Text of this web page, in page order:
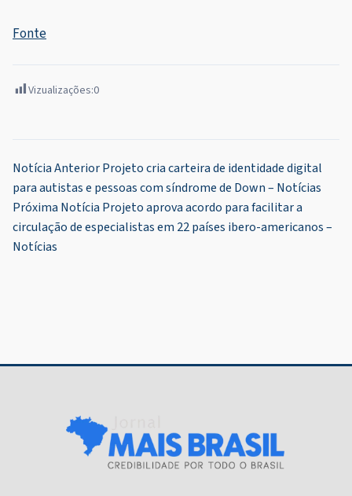
Fonte
Vizualizações:0
Navegação
de
Post
Notícia AnteriorProjeto cria carteira de identidade digital
para autistas e pessoas com síndrome de Down – Notícias
Próxima Notícia Projeto aprova acordo para facilitar a
circulação de especialistas em 22 países ibero-americanos –
Notícias